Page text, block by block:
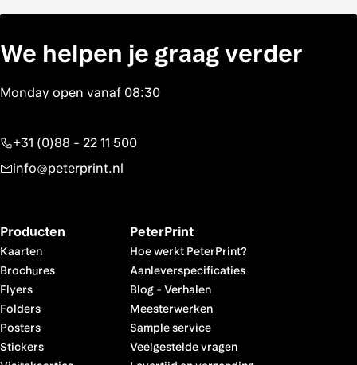
We helpen je graag verder
+31 (0)88 - 22 11 500
info@peterprint.nl
Producten
Kaarten
Brochures
Flyers
Folders
Posters
Stickers
PeterPrint
Hoe werkt PeterPrint?
Aanleverspecificaties
Blog- Verhalen
Meesterwerken
Sample service
Veelgestelde vragen